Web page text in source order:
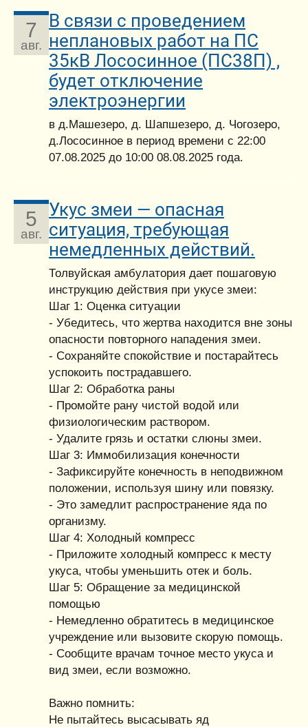
7
авг.
В связи с проведением
неплановых работ на ПС
35кВ Лососинное (ПС38П) ,
будет отключение
электроэнергии
в д.Машезеро, д. Шапшезеро, д. Чогозеро,
д.Лососинное в период времени с 22:00
07.08.2025 до 10:00 08.08.2025 года.
5
авг.
Укус змеи — опасная
ситуация, требующая
немедленных действий.
Толвуйская амбулатория дает пошаговую
инструкцию действия при укусе змеи:
Шаг 1: Оценка ситуации
- Убедитесь, что жертва находится вне зоны
опасности повторного нападения змеи.
- Сохраняйте спокойствие и постарайтесь
успокоить пострадавшего.
Шаг 2: Обработка раны
- Промойте рану чистой водой или
физиологическим раствором.
- Удалите грязь и остатки слюны змеи.
Шаг 3: Иммобилизация конечности
- Зафиксируйте конечность в неподвижном
положении, используя шину или повязку.
- Это замедлит распространение яда по
организму.
Шаг 4: Холодный компресс
- Приложите холодный компресс к месту
укуса, чтобы уменьшить отек и боль.
Шаг 5: Обращение за медицинской
помощью
- Немедленно обратитесь в медицинское
учреждение или вызовите скорую помощь.
- Сообщите врачам точное место укуса и
вид змеи, если возможно.
Важно помнить:
Не пытайтесь высасывать яд